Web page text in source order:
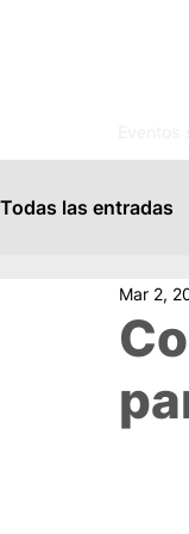
Todas las entradas
Espejo Mágico
Famosos
Mar 2,